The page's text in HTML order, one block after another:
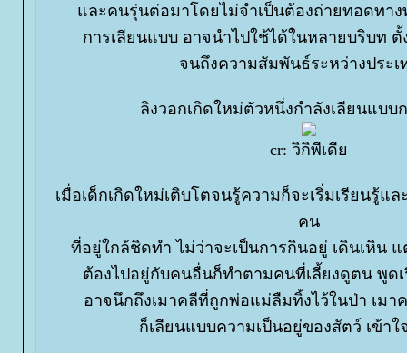
ละคนรุ่นต่อมาโดยไม่จำเป็นต้องถ่ายทอดทาง
การเลียนแบบ อาจนำไปใช้ได้ในหลายบริบท
จนถึงความสัมพันธ์ระหว่างประเ
ลิงวอกเกิดใหม่ตัวหนึ่งกำลังเลียนแบบ
cr: วิกิพีเดี
เมื่อเด็กเกิดใหม่เติบโตจนรู้ความก็จะเริ่มเรียนรู้แ
คน
ที่อยู่ใกล้ชิดทำ ไม่ว่าจะเป็นการกินอยู่ เดินเหิน
ต้องไปอยู่กับคนอื่นก็ทำตามคนที่เลี้ยงดูตน พูด
อาจนึกถึงเมาคลีที่ถูกพ่อแม่ลืมทิ้งไว้ในป่า เมา
ก็เลียนแบบความเป็นอยู่ของสัตว์ เข้า